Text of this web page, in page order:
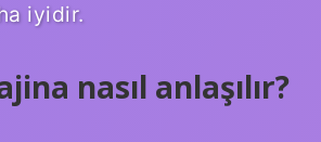
iyidir.
nasıl anlaşılır?